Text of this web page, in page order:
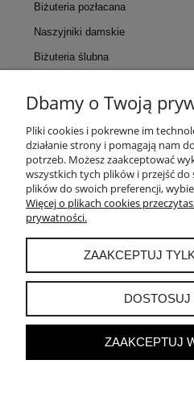
Biżuteria pozłacana
Naszyjniki damskie
Biżuteria ślubna
MOJE
PŁATNOŚCI I
Dbamy o Twoją
Pliki cookies i pokrewne im
działanie strony i pomagają nam
potrzeb. Możesz zaakceptować
wszystkich tych plików i przejść
plików do swoich preferencji,
Więcej o plikach cookies
prywatności.
ZAAKCEPTUJ
DOSTOSUJ
ZAAKCEPTUJ